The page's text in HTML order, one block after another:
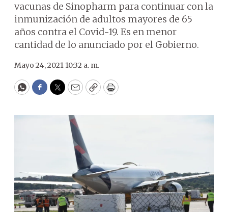
vacunas de Sinopharm para continuar con la
inmunización de adultos mayores de 65
años contra el Covid-19. Es en menor
cantidad de lo anunciado por el Gobierno.
Mayo 24, 2021 10:32 a. m.
WhatsApp
Facebook
Twitter
EmailCopyPrint